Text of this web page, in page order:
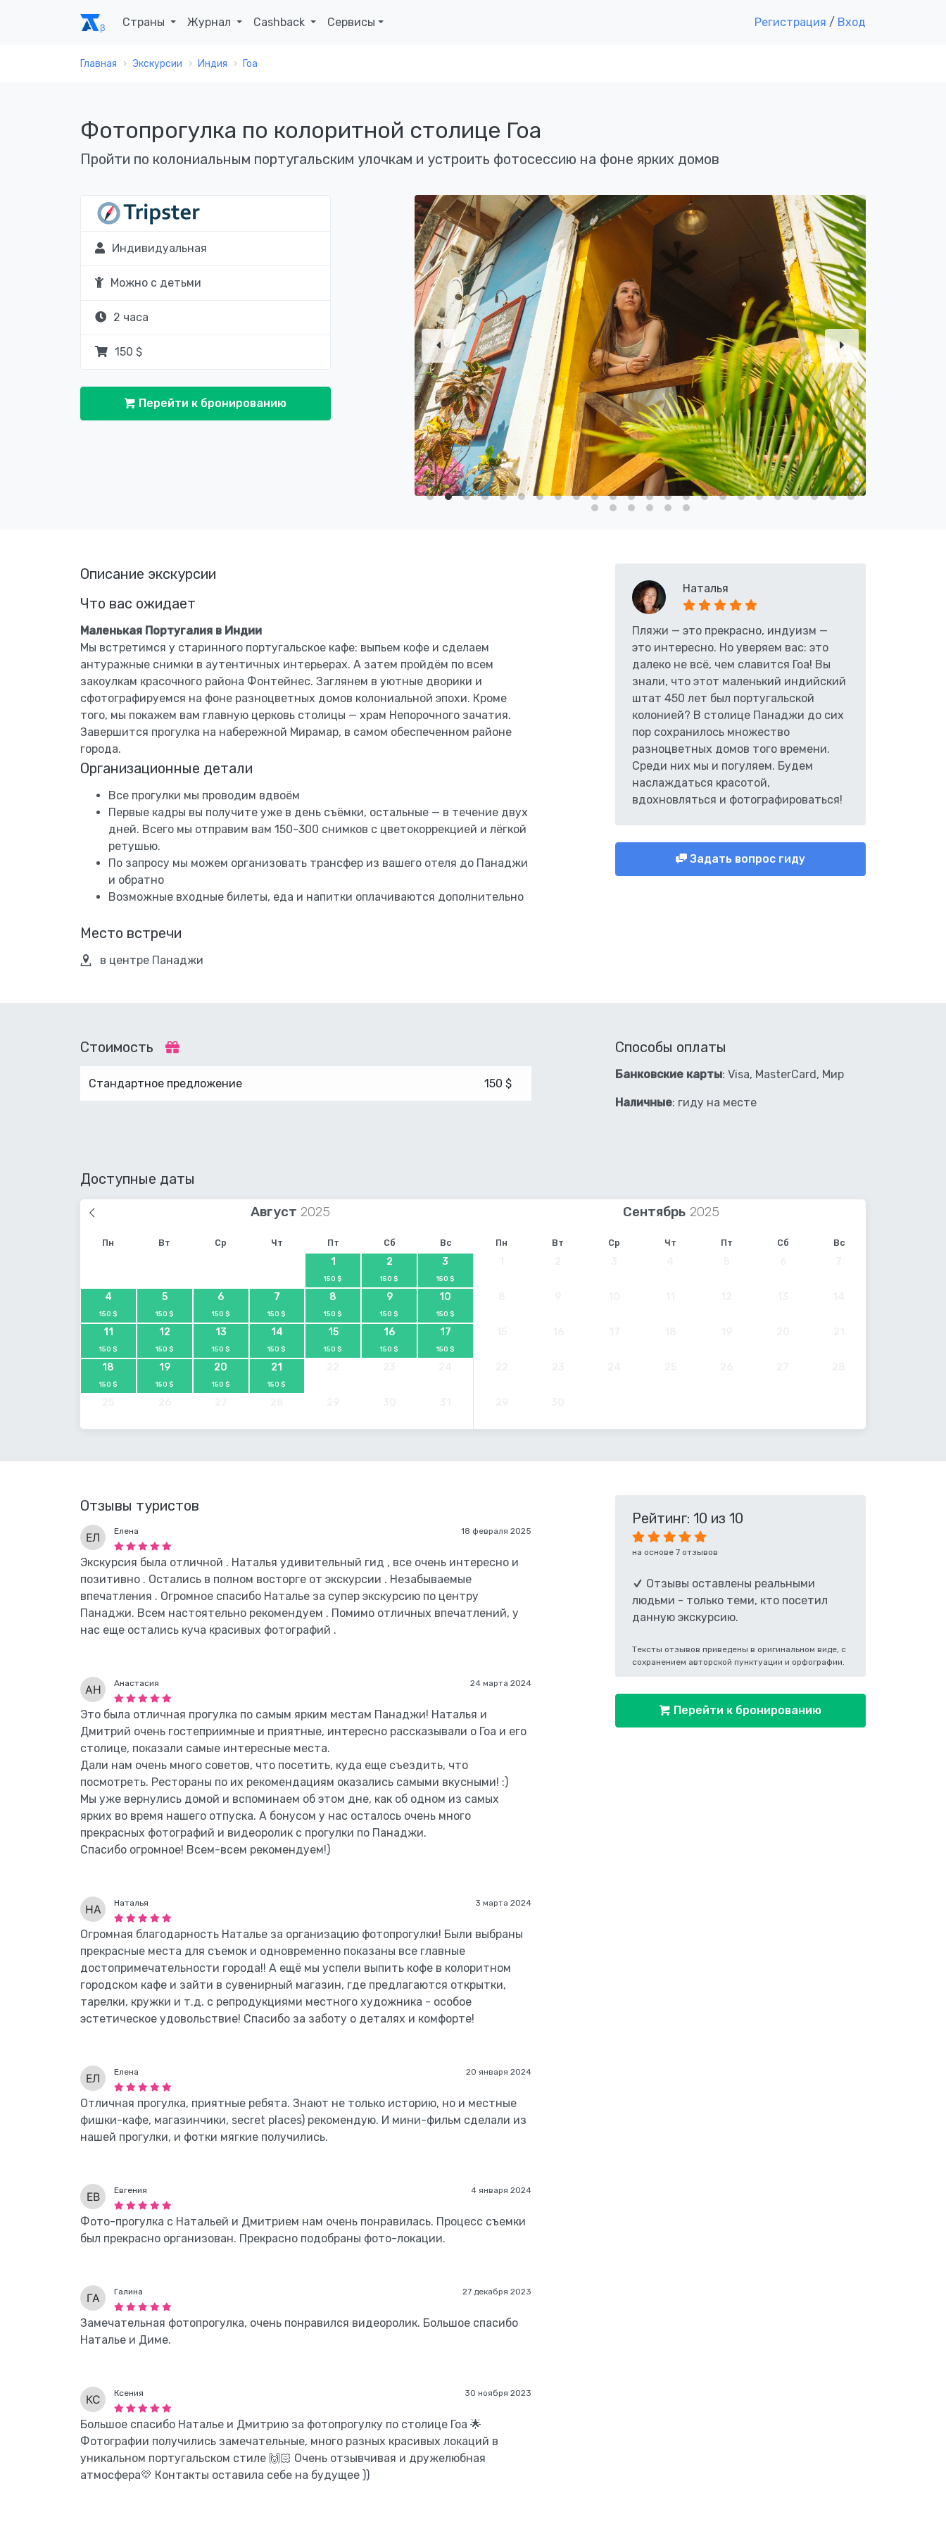
Страны Журнал Cashback Сервисы Регистрация / Вход
Главная Экскурсии Индия Гоа
Фотопрогулка по колоритной столице Гоа
Пройти по колониальным португальским улочкам и устроить фотосессию на фоне ярких домов
Индивидуальная
Можно с детьми
2 часа
150 $
Перейти к бронированию
Описание экскурсии
Что вас ожидает
Маленькая Португалия в Индии
Мы встретимся у старинного португальское кафе: выпьем кофе и сделаем
антуражные снимки в аутентичных интерьерах. А затем пройдём по всем
закоулкам красочного района Фонтейнес. Заглянем в уютные дворики и
сфотографируемся на фоне разноцветных домов колониальной эпохи. Кроме
того, мы покажем вам главную церковь столицы — храм Непорочного зачатия.
Завершится прогулка на набережной Мирамар, в самом обеспеченном районе
города.
Организационные детали
Все прогулки мы проводим вдвоём
Первые кадры вы получите уже в день съёмки, остальные — в течение двух
дней. Всего мы отправим вам 150-300 снимков с цветокоррекцией и лёгкой
ретушью.
По запросу мы можем организовать трансфер из вашего отеля до Панаджи
и обратно
Возможные входные билеты, еда и напитки оплачиваются дополнительно
Место встречи
в центре Панаджи
Наталья
Пляжи — это прекрасно, индуизм —
это интересно. Но уверяем вас: это
далеко не всё, чем славится Гоа! Вы
знали, что этот маленький индийский
штат 450 лет был португальской
колонией? В столице Панаджи до сих
пор сохранилось множество
разноцветных домов того времени.
Среди них мы и погуляем. Будем
наслаждаться красотой,
вдохновляться и фотографироваться!
Задать вопрос гиду
Стоимость
Стандартное предложение 150 $
Способы оплаты
Банковские карты: Visa, MasterCard, Мир
Наличные: гиду на месте
Доступные даты
Август Сентябрь
Пн Вт Ср Чт Пт Сб Вс Пн Вт Ср Чт Пт Сб Вс
1
150 $
2
150 $
3
150 $
4
150 $
5
150 $
6
150 $
7
150 $
8
150 $
9
150 $
10
150 $
11
150 $
12
150 $
13
150 $
14
150 $
15
150 $
16
150 $
17
150 $
18
150 $
19
150 $
20
150 $
21
150 $
Отзывы туристов
18 февраля 2025
Елена
Экскурсия была отличной . Наталья удивительный гид , все очень интересно и
позитивно . Остались в полном восторге от экскурсии . Незабываемые
впечатления . Огромное спасибо Наталье за супер экскурсию по центру
Панаджи. Всем настоятельно рекомендуем . Помимо отличных впечатлений, у
нас еще остались куча красивых фотографий .
24 марта 2024
Анастасия
Это была отличная прогулка по самым ярким местам Панаджи! Наталья и
Дмитрий очень гостеприимные и приятные, интересно рассказывали о Гоа и его
столице, показали самые интересные места.
Дали нам очень много советов, что посетить, куда еще съездить, что
посмотреть. Рестораны по их рекомендациям оказались самыми вкусными! :)
Мы уже вернулись домой и вспоминаем об этом дне, как об одном из самых
ярких во время нашего отпуска. А бонусом у нас осталось очень много
прекрасных фотографий и видеоролик с прогулки по Панаджи.
Спасибо огромное! Всем-всем рекомендуем!)
3 марта 2024
Наталья
Огромная благодарность Наталье за организацию фотопрогулки! Были выбраны
прекрасные места для съемок и одновременно показаны все главные
достопримечательности города!! А ещё мы успели выпить кофе в колоритном
городском кафе и зайти в сувенирный магазин, где предлагаются открытки,
тарелки, кружки и т.д. с репродукциями местного художника - особое
эстетическое удовольствие! Спасибо за заботу о деталях и комфорте!
20 января 2024
Елена
Отличная прогулка, приятные ребята. Знают не только историю, но и местные
фишки-кафе, магазинчики, secret places) рекомендую. И мини-фильм сделали из
нашей прогулки, и фотки мягкие получились.
4 января 2024
Евгения
Фото-прогулка с Натальей и Дмитрием нам очень понравилась. Процесс съемки
был прекрасно организован. Прекрасно подобраны фото-локации.
27 декабря 2023
Галина
Замечательная фотопрогулка, очень понравился видеоролик. Большое спасибо
Наталье и Диме.
30 ноября 2023
Ксения
Большое спасибо Наталье и Дмитрию за фотопрогулку по столице Гоа 🌟
Фотографии получились замечательные, много разных красивых локаций в
уникальном португальском стиле 🙌🏻 Очень отзывчивая и дружелюбная
атмосфера💛 Контакты оставила себе на будущее ))
Рейтинг: 10 из 10
на основе 7 отзывов
Отзывы оставлены реальными
людьми - только теми, кто посетил
данную экскурсию.
Тексты отзывов приведены в оригинальном виде, с
сохранением авторской пунктуации и орфографии.
Перейти к бронированию